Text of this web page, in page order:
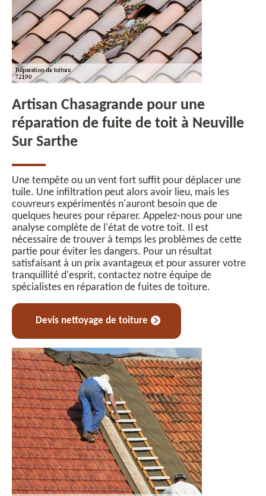
Artisan Chasagrande pour une
réparation de fuite de toit à Neuville
Sur Sarthe
Une tempête ou un vent fort suffit pour déplacer une
tuile. Une infiltration peut alors avoir lieu, mais les
couvreurs expérimentés n'auront besoin que de
quelques heures pour réparer. Appelez-nous pour une
analyse complète de l'état de votre toit. Il est
nécessaire de trouver à temps les problèmes de cette
partie pour éviter les dangers. Pour un résultat
satisfaisant à un prix avantageux et pour assurer votre
tranquillité d'esprit, contactez notre équipe de
spécialistes en réparation de fuites de toiture.
Devis nettoyage de toiture